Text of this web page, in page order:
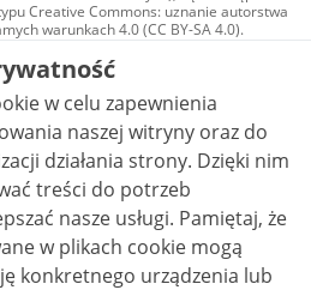
Creative Commons: uznanie autorstwa
warunkach 4.0 (CC BY-SA 4.0).
w tym zdjęcia, materiały
są udostępniane na licencji typu
uznanie autorstwa użycie
- bez utworów zależnych 4.0 (CC BY-
o ile nie jest to stwierdzone inaczej.
w celu zapewnienia
naszej witryny oraz do
strony. Dzięki nim
treści do potrzeb
usługi. Pamiętaj, że
w plikach cookie mogą
konkretnego urządzenia lub